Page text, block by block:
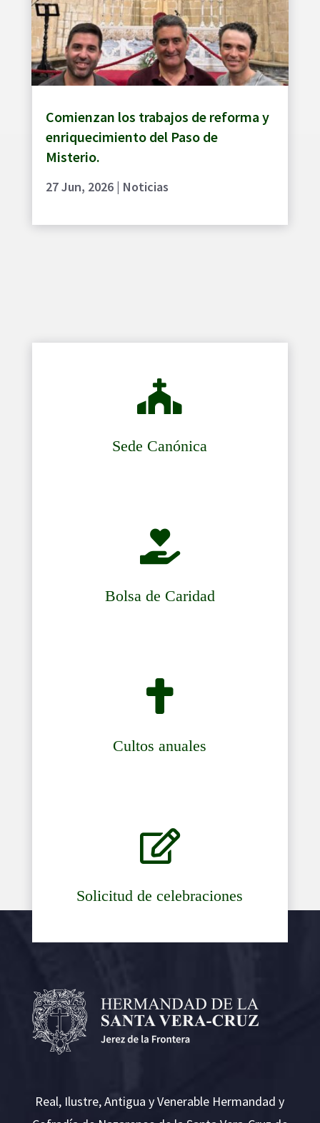
Comienzan los trabajos de reforma y
enriquecimiento del Paso de
Misterio.
27 Jun, 2026| Noticias

Sede Canónica

Bolsa de Caridad

Cultos anuales

Solicitud de celebraciones
Real, Ilustre, Antigua y Venerable Hermandad y